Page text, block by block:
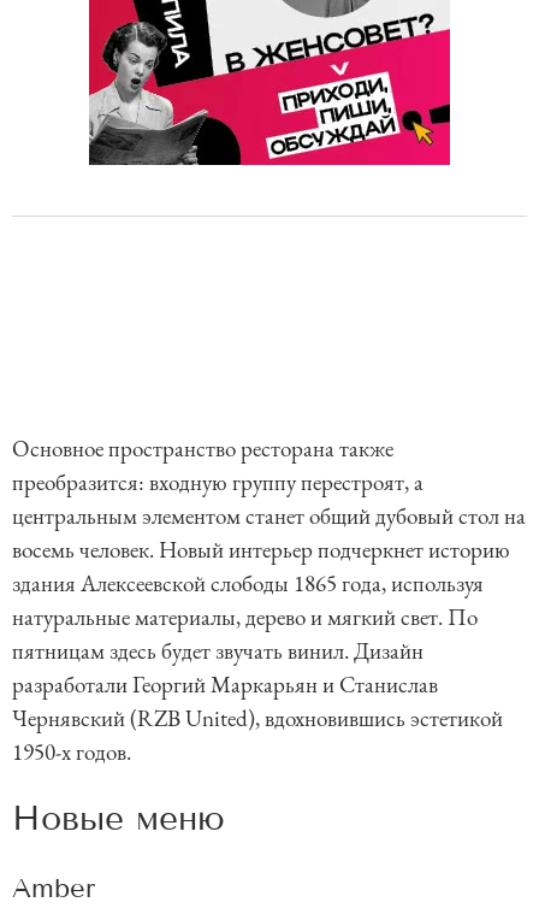
Основное пространство ресторана также
преобразится: входную группу перестроят, а
центральным элементом станет общий дубовый стол на
восемь человек. Новый интерьер подчеркнет историю
здания Алексеевской слободы 1865 года, используя
натуральные материалы, дерево и мягкий свет. По
пятницам здесь будет звучать винил. Дизайн
разработали Георгий Маркарьян и Станислав
Чернявский (RZB United), вдохновившись эстетикой
1950-х годов.
Новые меню
Amber